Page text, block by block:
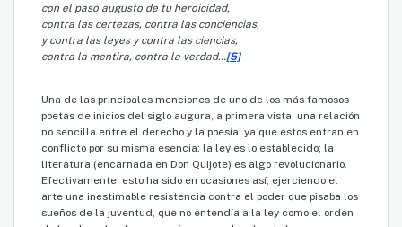
con el paso augusto de tu heroicidad,
contra las certezas, contra las conciencias,
y contra las leyes y contra las ciencias,
contra la mentira, contra la verdad…[5]
Una de las principales menciones de uno de los más famosos
poetas de inicios del siglo augura, a primera vista, una relación
no sencilla entre el derecho y la poesía, ya que estos entran en
conflicto por su misma esencia: la ley es lo establecido; la
literatura (encarnada en Don Quijote) es algo revolucionario.
Efectivamente, esto ha sido en ocasiones así, ejerciendo el
arte una inestimable resistencia contra el poder que pisaba los
sueños de la juventud, que no entendía a la ley como el orden